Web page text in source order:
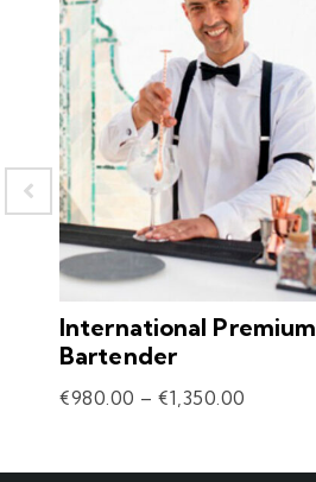
International Premium
Bartender
€980.00 – €1,350.00